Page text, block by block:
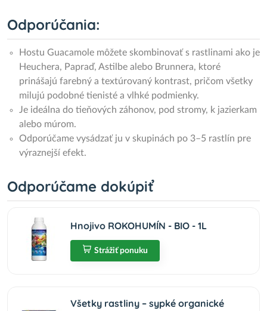
Odporúčania:
Hostu Guacamole môžete skombinovať s rastlinami ako je
Heuchera, Papraď, Astilbe alebo Brunnera, ktoré
prinášajú farebný a textúrovaný kontrast, pričom všetky
milujú podobné tienisté a vlhké podmienky.
Je ideálna do tieňových záhonov, pod stromy, k jazierkam
alebo múrom.
Odporúčame vysádzať ju v skupinách po 3–5 rastlín pre
výraznejší efekt.
Odporúčame dokúpiť
Hnojivo ROKOHUMÍN - BIO - 1L
Strážiť ponuku
Všetky rastliny – sypké organické